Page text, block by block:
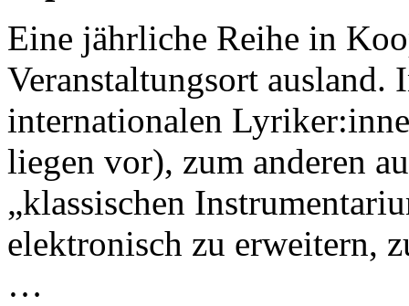
Eine jährliche Reihe in
Veranstaltungsort ausland.
internationalen
liegen vor), zum anderen
„klassischen
elektronisch zu erweitern,
…